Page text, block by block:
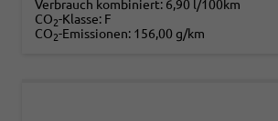
Verbrauch kombiniert: 6,90 l/100km
CO2-Klasse: F
CO2-Emissionen: 156,00 g/km